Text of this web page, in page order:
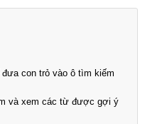
đưa con trỏ vào ô tìm kiếm
và xem các từ được gợi ý